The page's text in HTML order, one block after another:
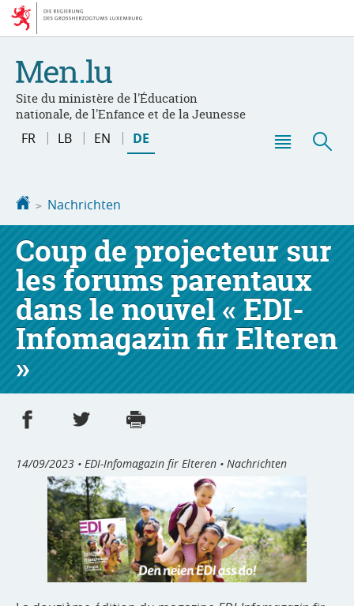
Zur
Navigation
Zum
Inhalt
Site du ministère de l'Éducation
nationale, de l'Enfance et de la Jeunesse
Changer
FR LB EN DE
Startseite
Nachrichten
Coup de projecteur sur
les forums parentaux
dans le nouvel « EDI-
Infomagazin fir Elteren
»
Partager sur Facebook
Partager sur Twitter
14/09/2023 • EDI-Infomagazin fir Elteren • Nachrichten